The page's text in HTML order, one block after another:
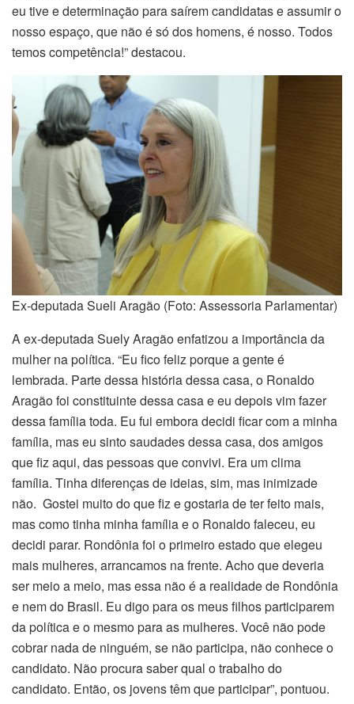
eu tive e determinação para saírem candidatas e assumir o
nosso espaço, que não é só dos homens, é nosso. Todos
temos competência!” destacou.
Ex-deputada Sueli Aragão (Foto: Assessoria Parlamentar)
A ex-deputada Suely Aragão enfatizou a importância da
mulher na política. “Eu fico feliz porque a gente é
lembrada. Parte dessa história dessa casa, o Ronaldo
Aragão foi constituinte dessa casa e eu depois vim fazer
dessa família toda. Eu fui embora decidi ficar com a minha
família, mas eu sinto saudades dessa casa, dos amigos
que fiz aqui, das pessoas que convivi. Era um clima
família. Tinha diferenças de ideias, sim, mas inimizade
não. Gostei muito do que fiz e gostaria de ter feito mais,
mas como tinha minha família e o Ronaldo faleceu, eu
decidi parar. Rondônia foi o primeiro estado que elegeu
mais mulheres, arrancamos na frente. Acho que deveria
ser meio a meio, mas essa não é a realidade de Rondônia
e nem do Brasil. Eu digo para os meus filhos participarem
da política e o mesmo para as mulheres. Você não pode
cobrar nada de ninguém, se não participa, não conhece o
candidato. Não procura saber qual o trabalho do
candidato. Então, os jovens têm que participar”, pontuou.